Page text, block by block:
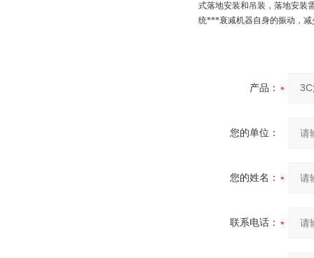
式落地安装和吊装，落地安装
统***衰减机器自身的振动，
产品：
您的单位：
您的姓名：
联系电话：